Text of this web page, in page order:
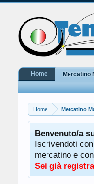
Home Mercatino
Benvenuto/a
Iscrivendoti
mercatino e
Sei già
Home Mercatino